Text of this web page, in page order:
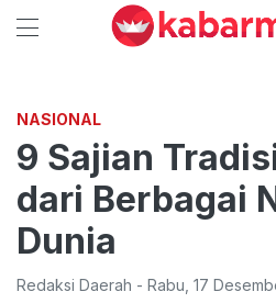
NASIONAL
9 Sajian
dari Berbagai
Dunia
Redaksi Daerah - Rabu 17